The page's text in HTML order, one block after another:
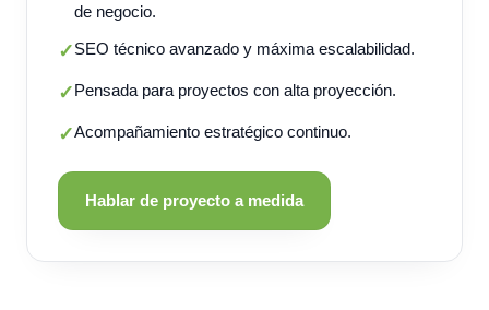
de negocio.
✓SEO técnico avanzado y máxima escalabilidad.
✓Pensada para proyectos con alta proyección.
✓Acompañamiento estratégico continuo.
Hablar de proyecto a medida